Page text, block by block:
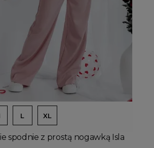
do koszyka
L XL
spodnie z prostą nogawką Isla